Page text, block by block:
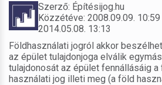
Szerző: Építésijog.hu
Közzétéve: 2008.09.09.
2014.05.08. 13:13
Földhasználati jogról akkor
az épület tulajdonjoga elválik
tulajdonosát az épület fennállásáig
használati jog illeti meg (a föld